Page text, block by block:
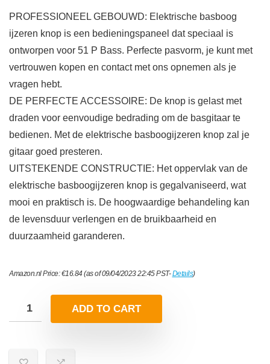
PROFESSIONEEL GEBOUWD: Elektrische basboog
ijzeren knop is een bedieningspaneel dat speciaal is
ontworpen voor 51 P Bass. Perfecte pasvorm, je kunt met
vertrouwen kopen en contact met ons opnemen als je
vragen hebt.
DE PERFECTE ACCESSOIRE: De knop is gelast met
draden voor eenvoudige bedrading om de basgitaar te
bedienen. Met de elektrische basboogijzeren knop zal je
gitaar goed presteren.
UITSTEKENDE CONSTRUCTIE: Het oppervlak van de
elektrische basboogijzeren knop is gegalvaniseerd, wat
mooi en praktisch is. De hoogwaardige behandeling kan
de levensduur verlengen en de bruikbaarheid en
duurzaamheid garanderen.
Amazon.nl Price:€16.84(as of 09/04/2023 22:45 PST-Details)
ADD TO CART